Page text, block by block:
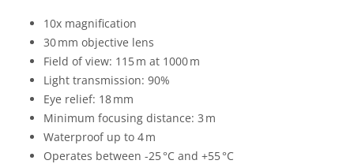
10x magnification
30 mm objective lens
Field of view: 115 m at 1000 m
Light transmission: 90%
Eye relief: 18 mm
Minimum focusing distance: 3 m
Waterproof up to 4 m
Operates between -25 °C and +55 °C